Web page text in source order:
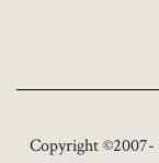
Copyright ©2007-